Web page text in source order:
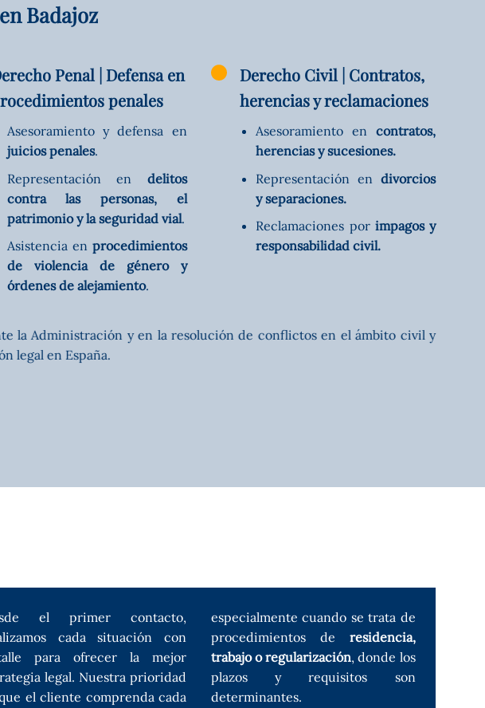
Badajoz
Penal | Defensa en
penales
Asesoramiento y defensa en
juicios penales.
Representación en delitos
contra las personas, el
patrimonio y la seguridad vial.
Asistencia en procedimientos
de violencia de género y
órdenes de alejamiento.
Derecho Civil | Contratos,
herencias y reclamaciones
Asesoramiento en contratos,
herencias y sucesiones.
Representación en divorcios
y separaciones.
Reclamaciones por impagos y
responsabilidad civil.
la Administración y en la resolución de conflictos en el ámbito civil y
legal en España.
el primer contacto,
cada situación con
para ofrecer la mejor
legal. Nuestra prioridad
el cliente comprenda cada
cuando se trata de
procedimientos de residencia,
trabajo o regularización, donde los
plazos y requisitos son
determinantes.